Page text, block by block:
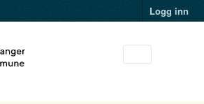
Logg inn